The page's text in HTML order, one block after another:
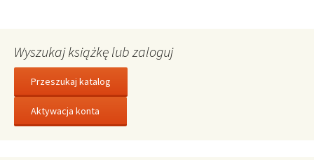
Wyszukaj książkę lub zaloguj